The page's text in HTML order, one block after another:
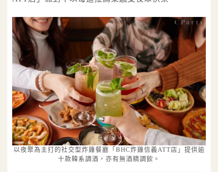
以夜聚為主打的社交型炸雞餐廳「BHC炸雞信義ATT店」提供逾
十款韓系調酒，亦有無酒精調飲。